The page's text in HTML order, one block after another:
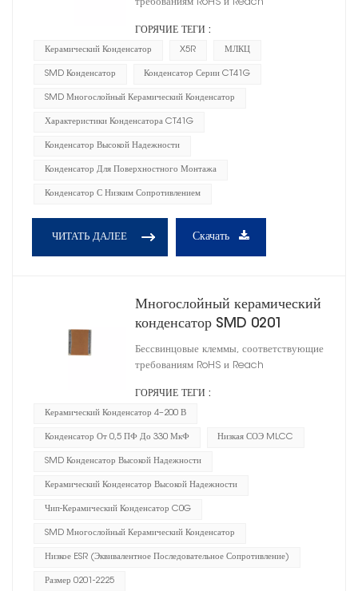
требованиям RoHS и Reach
ГОРЯЧИЕ ТЕГИ :
Керамический Конденсатор X5R МЛКЦ
SMD Конденсатор Конденсатор Серии CT41G
SMD Многослойный Керамический Конденсатор
Характеристики Конденсатора CT41G
Конденсатор Высокой Надежности
Конденсатор Для Поверхностного Монтажа
Конденсатор С Низким Сопротивлением
ЧИТАТЬ ДАЛЕЕ Скачать
Многослойный керамический
конденсатор SMD 0201
Бессвинцовые клеммы, соответствующие
требованиям RoHS и Reach
ГОРЯЧИЕ ТЕГИ :
Керамический Конденсатор 4–200 В
Конденсатор От 0,5 ПФ До 330 МкФ Низкая СОЭ MLCC
SMD Конденсатор Высокой Надежности
Керамический Конденсатор Высокой Надежности
Чип-Керамический Конденсатор C0G
SMD Многослойный Керамический Конденсатор
Низкое ESR (эквивалентное Последовательное Сопротивление)
Размер 0201-2225